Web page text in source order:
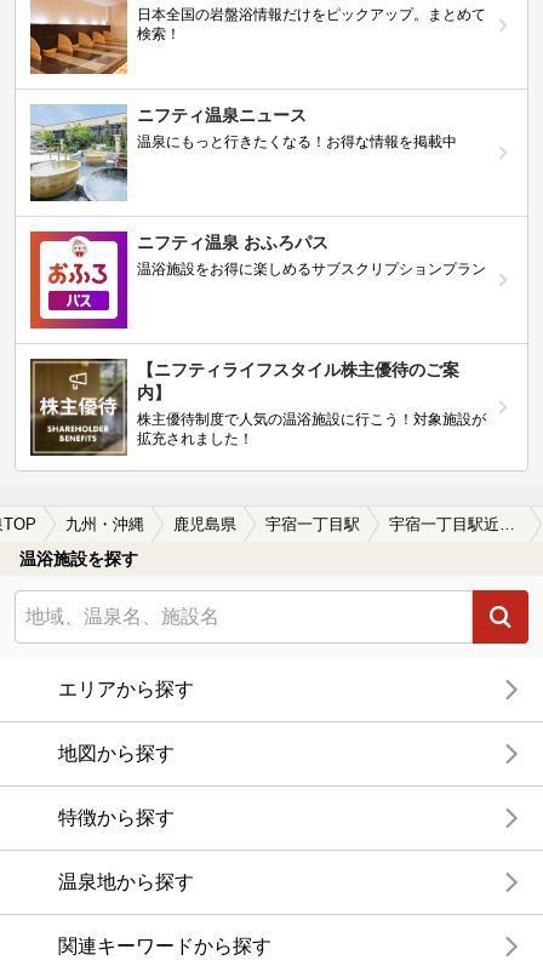
日本全国の岩盤浴情報だけをピックアップ。まとめて
検索！
ニフティ温泉ニュース
温泉にもっと行きたくなる！お得な情報を掲載中
ニフティ温泉 おふろパス
温浴施設をお得に楽しめるサブスクリプションプラン
【ニフティライフスタイル株主優待のご案
内】
株主優待制度で人気の温浴施設に行こう！対象施設が
拡充されました！
TOP 九州・沖縄 鹿児島県 宇宿一丁目駅 宇宿一丁目駅近くの温泉宿・温泉旅館・ホテルおすすめ(2026年版)
温浴施設を探す
エリアから探す
地図から探す
特徴から探す
温泉地から探す
関連キーワードから探す